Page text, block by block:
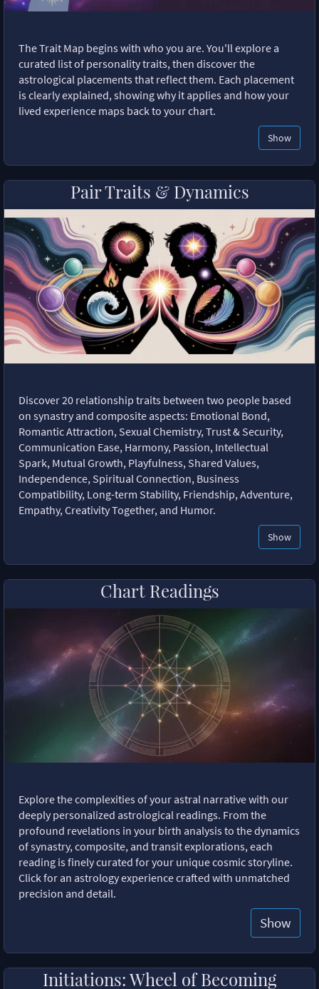
The Trait Map begins with who you are. You'll explore a
curated list of personality traits, then discover the
astrological placements that reflect them. Each placement
is clearly explained, showing why it applies and how your
lived experience maps back to your chart.
Show
Pair Traits & Dynamics
Discover 20 relationship traits between two people based
on synastry and composite aspects: Emotional Bond,
Romantic Attraction, Sexual Chemistry, Trust & Security,
Communication Ease, Harmony, Passion, Intellectual
Spark, Mutual Growth, Playfulness, Shared Values,
Independence, Spiritual Connection, Business
Compatibility, Long-term Stability, Friendship, Adventure,
Empathy, Creativity Together, and Humor.
Show
Chart Readings
Explore the complexities of your astral narrative with our
deeply personalized astrological readings. From the
profound revelations in your birth analysis to the dynamics
of synastry, composite, and transit explorations, each
reading is finely curated for your unique cosmic storyline.
Click for an astrology experience crafted with unmatched
precision and detail.
Show
Initiations: Wheel of Becoming